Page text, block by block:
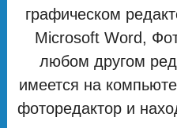
графическом
Microsoft Word,
любом другом
имеется на
фоторедактор и